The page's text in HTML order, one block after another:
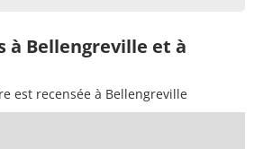
à Bellengreville et à
est recensée à Bellengreville